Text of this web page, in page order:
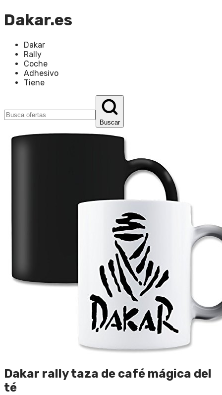
Dakar.es
Dakar
Rally
Coche
Adhesivo
Tiene
Buscar
Dakar rally taza de café mágica del
té